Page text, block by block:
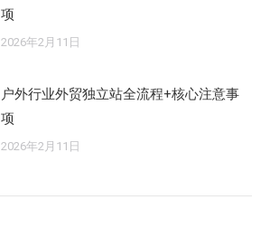
项
2026年2月11日
户外行业外贸独立站全流程+核心注意事
项
2026年2月11日